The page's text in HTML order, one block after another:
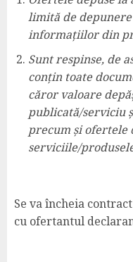
limită de
informațiilor din
Sunt respinse, de
conțin toate
căror valoare
publicată/serviciu
precum și ofertele
serviciile/
Se va încheia
cu ofertantul